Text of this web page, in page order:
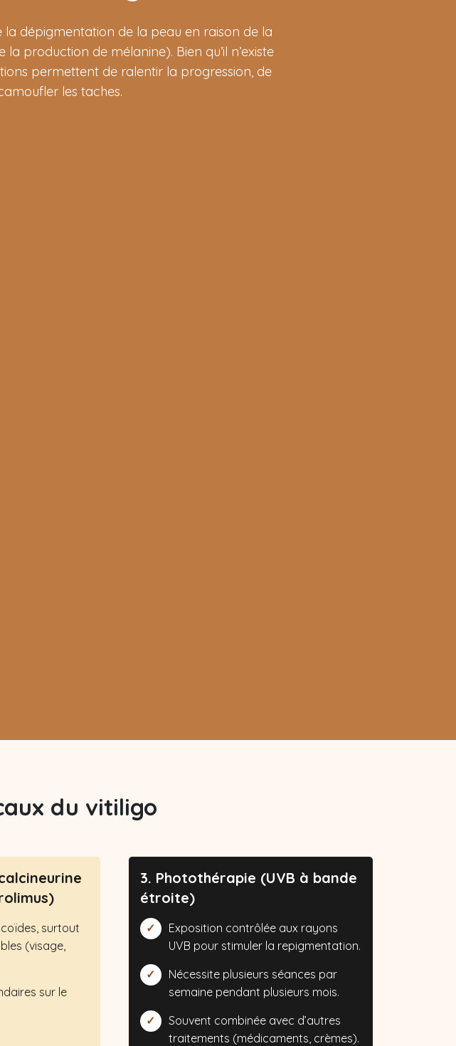
dépigmentation de la peau en raison de la
production de mélanine). Bien qu’il n’existe
permettent de ralentir la progression, de
les taches.
du vitiligo
surtout
(visage,
sur le
3. Photothérapie (UVB à bande
étroite)
Exposition contrôlée aux rayons
UVB pour stimuler la repigmentation.
Nécessite plusieurs séances par
semaine pendant plusieurs mois.
Souvent combinée avec d’autres
traitements (médicaments, crèmes).